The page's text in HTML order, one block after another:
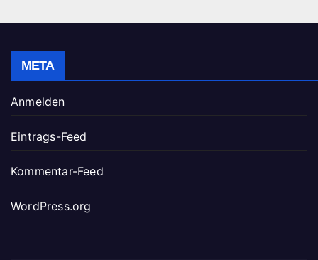
META
Anmelden
Eintrags-Feed
Kommentar-Feed
WordPress.org